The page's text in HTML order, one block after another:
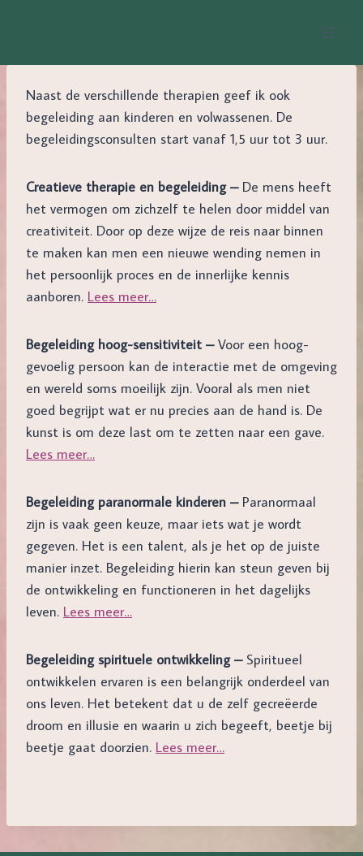
Naast de verschillende therapien geef ik ook
begeleiding aan kinderen en volwassenen. De
begeleidingsconsulten start vanaf 1,5 uur tot 3 uur.
Creatieve therapie en begeleiding – De mens heeft
het vermogen om zichzelf te helen door middel van
creativiteit. Door op deze wijze de reis naar binnen
te maken kan men een nieuwe wending nemen in
het persoonlijk proces en de innerlijke kennis
aanboren. Lees meer…
Begeleiding hoog-sensitiviteit –Voor een hoog-
gevoelig persoon kan de interactie met de omgeving
en wereld soms moeilijk zijn. Vooral als men niet
goed begrijpt wat er nu precies aan de hand is. De
kunst is om deze last om te zetten naar een gave.
Lees meer…
Begeleiding paranormale kinderen – Paranormaal
zijn is vaak geen keuze, maar iets wat je wordt
gegeven. Het is een talent, als je het op de juiste
manier inzet. Begeleiding hierin kan steun geven bij
de ontwikkeling en functioneren in het dagelijks
leven. Lees meer…
Begeleiding spirituele ontwikkeling – Spiritueel
ontwikkelen ervaren is een belangrijk onderdeel van
ons leven. Het betekent dat u de zelf gecreëerde
droom en illusie en waarin u zich begeeft, beetje bij
beetje gaat doorzien. Lees meer…